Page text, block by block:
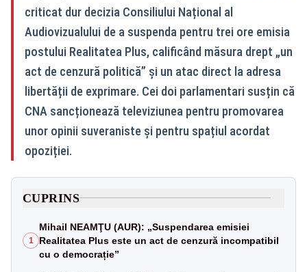
criticat dur decizia Consiliului Național al
Audiovizualului de a suspenda pentru trei ore emisia
postului Realitatea Plus, calificând măsura drept „un
act de cenzură politică” și un atac direct la adresa
libertății de exprimare. Cei doi parlamentari susțin că
CNA sancționează televiziunea pentru promovarea
unor opinii suveraniste și pentru spațiul acordat
opoziției.
CUPRINS
1
Mihail NEAMŢU (AUR): „Suspendarea emisiei
Realitatea Plus este un act de cenzură incompatibil
cu o democrație”